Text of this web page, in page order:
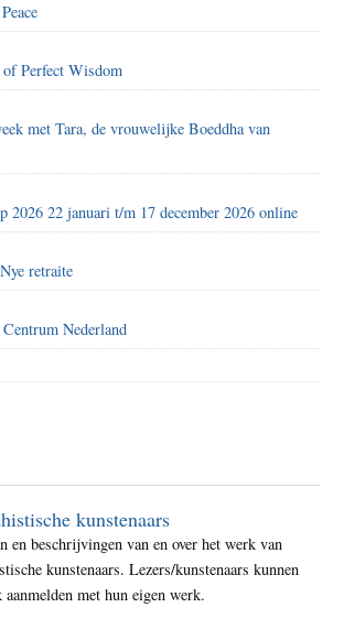
Perfect Wisdom
met Tara, de vrouwelijke Boeddha van
2026 22 januari t/m 17 december 2026 online
retraite
Nederland
kunstenaars
en beschrijvingen van en over het werk van
kunstenaars. Lezers/kunstenaars kunnen
aanmelden met hun eigen werk.